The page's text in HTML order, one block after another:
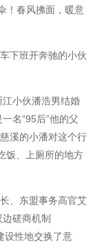
！春风拂面，暖意
下班开奔驰的小伙
小伙潘浩男结婚
名“95后”他的父
溪的小潘对这个行
饭、上厕所的地方
、东盟事务高官艾
磋商机制
设性地交换了意